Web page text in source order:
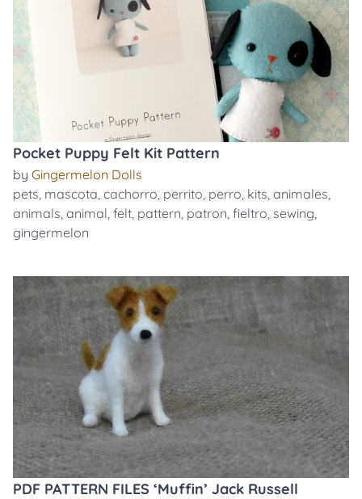
Pocket Puppy Felt Kit Pattern
by Gingermelon Dolls
pets, mascota, cachorro, perrito, perro, kits, animales,
animals, animal, felt, pattern, patron, fieltro, sewing,
gingermelon
PDF PATTERN FILES ‘Muffin’ Jack Russell